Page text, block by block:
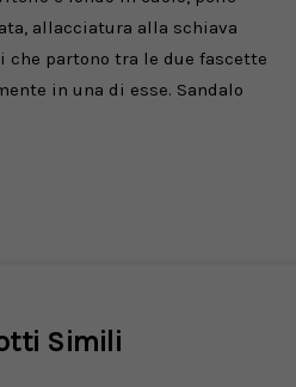
allacciatura alla schiava
partono tra le due fascette
in una di esse. Sandalo
Simili